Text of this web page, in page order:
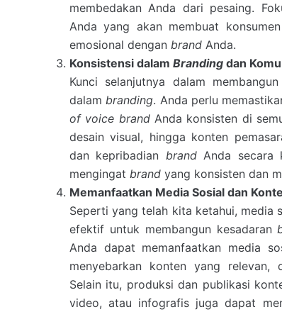
membedakan Anda dari pesaing.
Anda yang akan membuat
emosional dengan brand Anda.
Konsistensi dalam Branding dan
Kunci selanjutnya dalam
dalambranding. Anda perlu
of voice brandAnda konsisten di
desain visual, hingga konten
dan kepribadian brandAnda secara
mengingat brand yang konsisten dan
Memanfaatkan Media Sosial dan
Seperti yang telah kita ketahui, media
efektif untuk membangun kesadaran
Anda dapat memanfaatkan media
menyebarkan konten yang relevan,
Selain itu, produksi dan publikasi
video, atau infografis juga dapat